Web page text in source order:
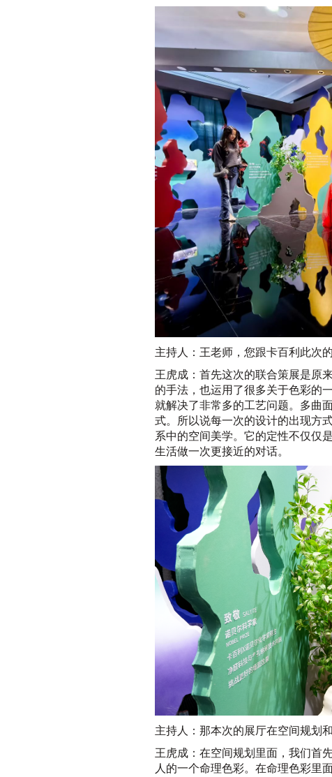
主持人：王老师，您跟卡百利此次
王虎成：首先这次的联合策展是原
的手法，也运用了很多关于色彩的
就解决了非常多的工艺问题。多曲
式。所以说每一次的设计的出现方
系中的空间美学。它的定性不仅仅
生活做一次更接近的对话。
主持人：那本次的展厅在空间规划
王虎成：在空间规划里面，我们首
人的一个命理色彩。在命理色彩里